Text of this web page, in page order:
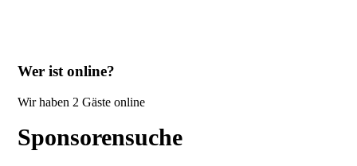
Wer ist online?
Wir haben 2 Gäste online
Sponsorensuche